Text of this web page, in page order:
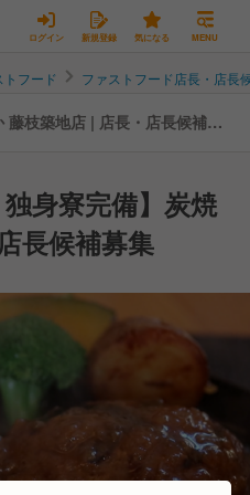
ログイン 新規登録 気になる MENU
トフード ファストフード店長・店長
藤枝築地店 | 店長・店長候補の
独身寮完備】炭焼
長候補募集